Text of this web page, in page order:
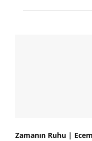
Zamanın Ruhu |